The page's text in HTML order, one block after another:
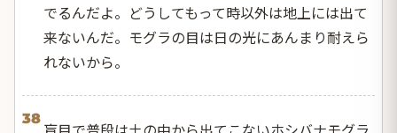
でるんだよ。どうしてもって時以外は地上には出て
来ないんだ。モグラの目は日の光にあんまり耐えら
れないから。
38